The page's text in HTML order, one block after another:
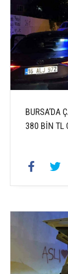
BURSA’DA
380 BİN TL